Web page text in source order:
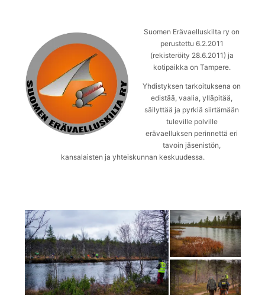
Suomen Erävaelluskilta ry on
perustettu 6.2.2011
(rekisteröity 28.6.2011) ja
kotipaikka on Tampere.
Yhdistyksen tarkoituksena on
edistää, vaalia, ylläpitää,
säilyttää ja pyrkiä siirtämään
tuleville polville
erävaelluksen perinnettä eri
tavoin jäsenistön,
kansalaisten ja yhteiskunnan keskuudessa.